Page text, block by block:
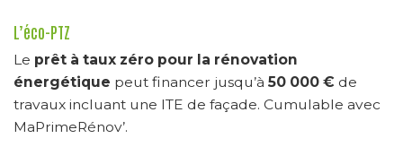
L’éco-PTZ
Le prêt à taux zéro pour la rénovation
énergétique peut financer jusqu’à 50 000 € de
travaux incluant une ITE de façade. Cumulable avec
MaPrimeRénov’.